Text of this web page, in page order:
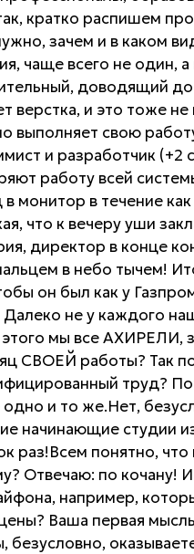
кратко распишем
зачем и в каком
чаще всего не один, а
доводящий
верстка, и это тоже
выполняет свою
и разработчик (+2
работу всей
монитор в течение
что к вечеру уши
директор в конце
в небо тычем!
он был как у
не у каждого
мы все АХИРЕЛИ,
СВОЕЙ работы? Так
труд?
одно и то же.Нет,
начинающие студии
раз!Всем понятно, что
Отвечаю: по кочану!
например,
Ваша первая